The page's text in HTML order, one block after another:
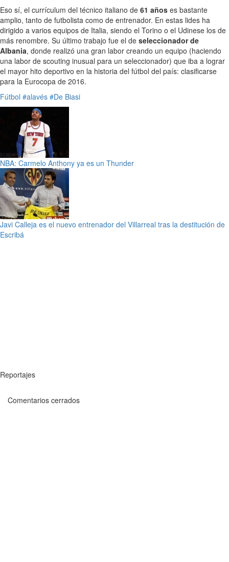
Eso sí, el currículum del técnico italiano de 61 años es bastante
amplio, tanto de futbolista como de entrenador. En estas lides ha
dirigido a varios equipos de Italia, siendo el Torino o el Udinese los de
más renombre. Su último trabajo fue el de seleccionador de
Albania, donde realizó una gran labor creando un equipo (haciendo
una labor de scouting inusual para un seleccionador) que iba a lograr
el mayor hito deportivo en la historia del fútbol del país: clasificarse
para la Eurocopa de 2016.
Fútbol #alavés #De Biasi
NBA: Carmelo Anthony ya es un Thunder
Javi Calleja es el nuevo entrenador del Villarreal tras la destitución de
Escribá
Reportajes
Comentarios cerrados